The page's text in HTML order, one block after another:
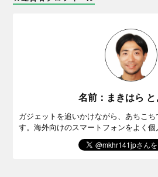
名前：まきはら と
ガジェットを追いかけながら、あちこ
す。海外向けのスマートフォンをよく個